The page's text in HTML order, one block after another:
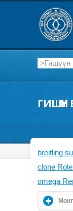
breitling
clone
omega